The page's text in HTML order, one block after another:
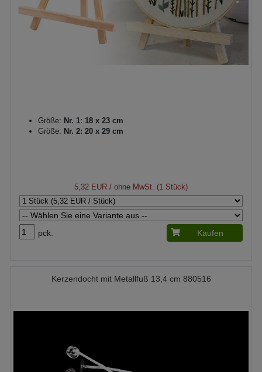
Größe: Nr. 1: 18 x 23 cm
Größe: Nr. 2: 20 x 29 cm
5,32 EUR / ohne MwSt. (1 Stück)
pck. Kaufen
Kerzendocht mit Metallfuß 13,4 cm 880516